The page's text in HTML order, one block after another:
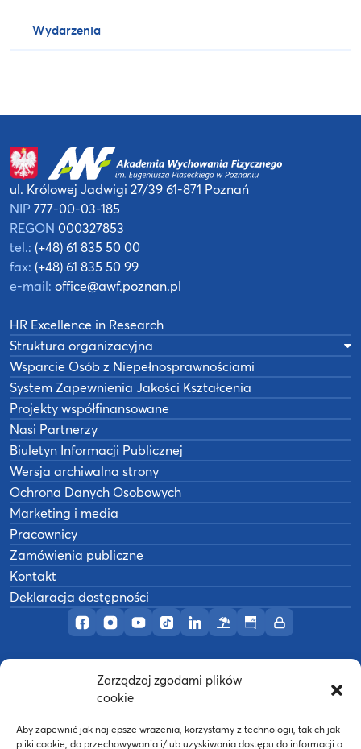
Zarządzaj zgodami plików
cookie
Aby zapewnić jak najlepsze wrażenia, korzystamy z technologii, takich jak
pliki cookie, do przechowywania i/lub uzyskiwania dostępu do informacji o
Wydarzenia
Profil AWF Poznań w serwisie Facebook
Profil AWF Poznań w serwisie Instagram
Profil AWF Poznań w serwisie YouTube
Profil AWF Poznań w serwisie
Profil AWF Poznań w
OśrodekBiuletynIntranet
ul. Królowej Jadwigi 27/3961-871 Poznań
NIP 777-00-03-185
REGON 000327853
tel.: (+48) 61 835 50 00
fax: (+48) 61 835 50 99
e-mail: office@awf.poznan.pl
HR Excellence in Research
Struktura organizacyjna
Wsparcie Osób z Niepełnosprawnościami
System Zapewnienia Jakości Kształcenia
Projekty współfinansowane
Nasi Partnerzy
Biuletyn Informacji Publicznej
Wersja archiwalna strony
Ochrona Danych Osobowych
Marketing i media
Pracownicy
Zamówienia publiczne
Kontakt
Deklaracja dostępności
Akademia Wychowania Fizycznego w
Wykonanie: nFinity.pl